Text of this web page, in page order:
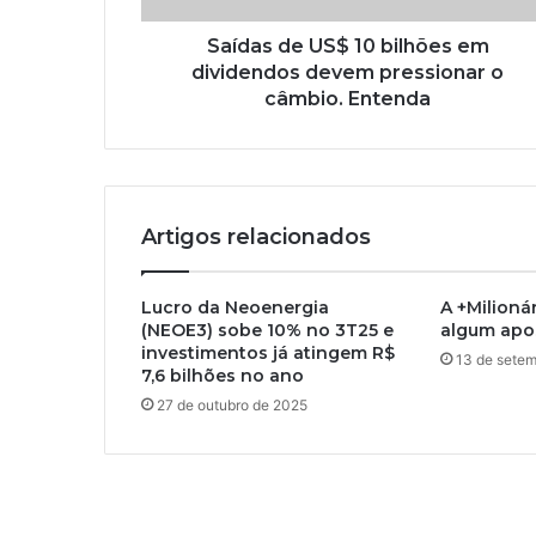
Saídas de US$ 10 bilhões em
dividendos devem pressionar o
câmbio. Entenda
Artigos relacionados
Lucro da Neoenergia
(NEOE3) sobe 10% no 3T25 e
investimentos já atingem R$
7,6 bilhões no ano
27 de outubro de 2025
A
algum
13 de